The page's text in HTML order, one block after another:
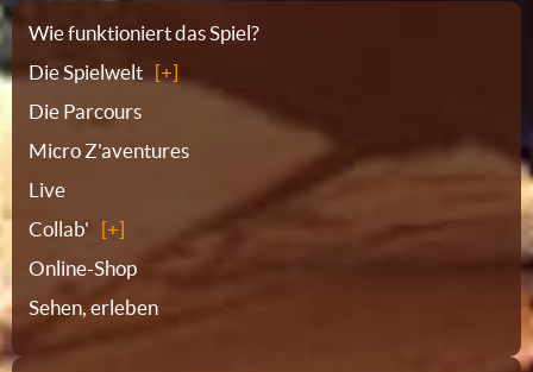
Sitemap
Wie funktioniert das Spiel?
Die Spielwelt
Die Parcours
Micro Z'aventures
Live
Collab'
Online-Shop
Sehen, erleben